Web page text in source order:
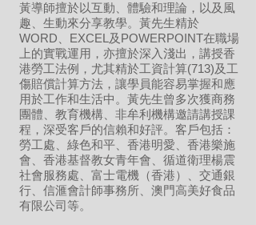
黃導師擅於以互動、體驗和理論，以及風
趣、生動來分享教學。黃先生精於
WORD、EXCEL及POWERPOINT在職場
上的實戰運用，亦擅於深入淺出，講授香
港勞工法例，尤其精於工資計算(713)及工
傷賠償計算方法，讓學員能容易掌握和應
用於工作和生活中。黃先生曾多次獲商務
團體、教育機構、非牟利機構邀請講授課
程，深受客戶的信賴和好評。客戶包括：
勞工處、綠色和平、香港明愛、香港樂施
會、香港基督教女青年會、循道衛理楊震
社會服務處、富士電機（香港）、交通銀
行、信滙會計師事務所、澳門高美好食品
有限公司等。